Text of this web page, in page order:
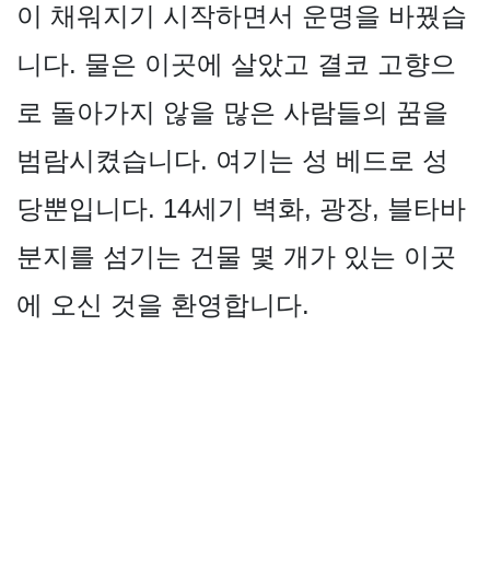
이 채워지기 시작하면서 운명을 바꿨습
니다. 물은 이곳에 살았고 결코 고향으
로 돌아가지 않을 많은 사람들의 꿈을
범람시켰습니다. 여기는 성 베드로 성
당뿐입니다. 14세기 벽화, 광장, 블타바
분지를 섬기는 건물 몇 개가 있는 이곳
에 오신 것을 환영합니다.